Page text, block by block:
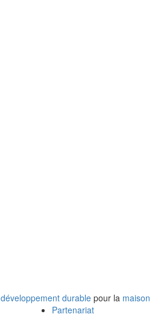
développement durable pour la maison
Partenariat